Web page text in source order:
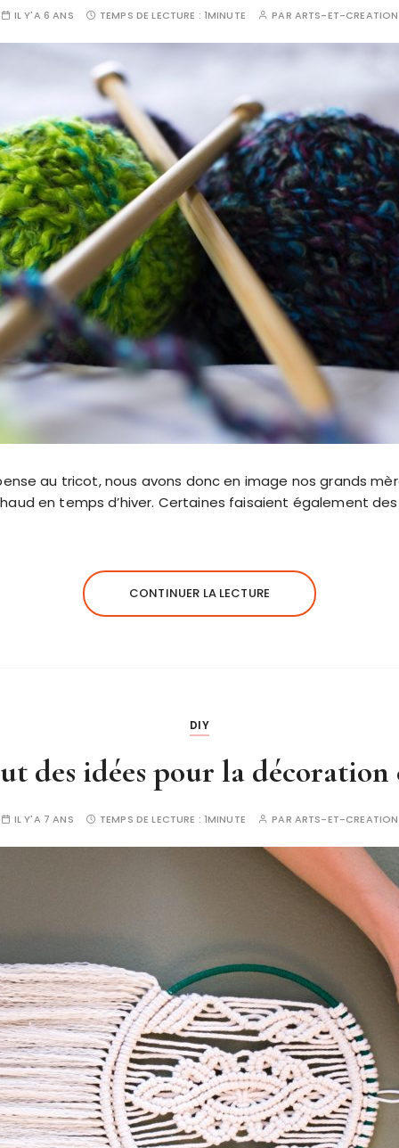
IL Y'A 6 ANS TEMPS DE LECTURE : 1MINUTE PAR ARTS-ET-CREATION
au tricot, nous avons donc en image nos grands
en temps d’hiver. Certaines faisaient également
CONTINUER LA LECTURE
DIY
des idées pour la
IL Y'A 7 ANS TEMPS DE LECTURE : 1MINUTE PAR ARTS-ET-CREATION